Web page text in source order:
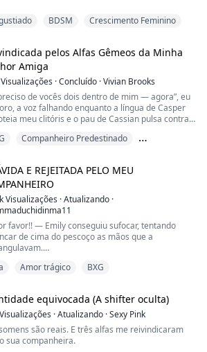
enquanto estava grávida. Foi humilhada
pelo próprio marido, o Alfa Kael. Ele
acreditar numa mentira cruel em vez da
que era sua companheira predestinada.
porém, não m...
BDSM Crescimento Feminino
pelos Alfas Gêmeos da Minha
Amiga
Visualizações ·Concluído ·Vivian Brooks
de vocês dois dentro de mim — agora”, eu
a voz falhando enquanto a língua de Casper
meu clitóris e o pau de Cassian pulsa contra
Diz, porra.”
seguro com mais força, acariciando no mesmo
“Eu fico pingando só de pensar em vocês — nos
rosna, o polegar borrando meus...
Companheiro Predestinado
E REJEITADA PELO MEU
Visualizações ·Atualizando ·
favor!! — Emily conseguiu sufocar, tentando
de cima do pescoço as mãos que a
você pôde fazer isso comigo? — Stefan rugiu,
dele do pescoço de Emily.
favor!!! Stefan, eu posso explicar... não é o que
Amor trágico BXG
equivocada (A shifter oculta)
Visualizações ·Atualizando ·Sexy Pink
são reais. E três alfas me reivindicaram
sua companheira.